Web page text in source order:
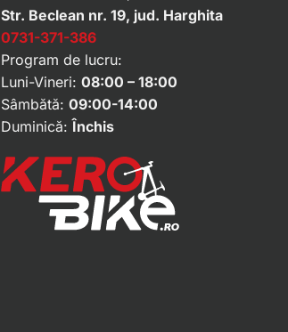
Str. Beclean nr. 19, jud. Harghita
0731-371-386
Program de lucru:
Luni-Vineri: 08:00 – 18:00
Sâmbătă: 09:00-14:00
Duminică: Închis